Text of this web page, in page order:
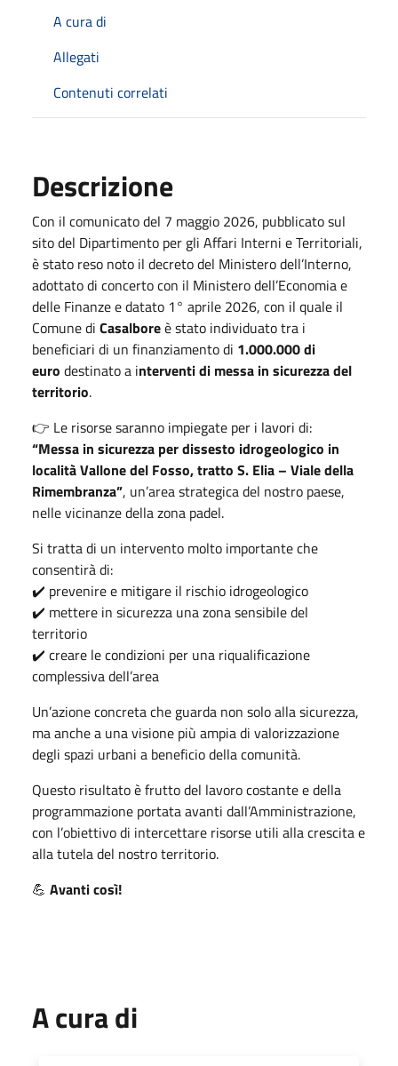
A cura di
Allegati
Contenuti correlati
Descrizione
Con il comunicato del 7 maggio 2026, pubblicato sul
sito del Dipartimento per gli Affari Interni e Territoriali,
è stato reso noto il decreto del Ministero dell’Interno,
adottato di concerto con il Ministero dell’Economia e
delle Finanze e datato 1° aprile 2026, con il quale il
Comune di Casalboreè stato individuato tra i
beneficiari di un finanziamento di 1.000.000 di
euro destinato a interventi di messa in sicurezza del
territorio.
👉 Le risorse saranno impiegate per i lavori di:
“Messa in sicurezza per dissesto idrogeologico in
località Vallone del Fosso, tratto S. Elia – Viale della
Rimembranza”, un’area strategica del nostro paese,
nelle vicinanze della zona padel.
Si tratta di un intervento molto importante che
consentirà di:
✔️ prevenire e mitigare il rischio idrogeologico
✔️ mettere in sicurezza una zona sensibile del
territorio
✔️ creare le condizioni per una riqualificazione
complessiva dell’area
Un’azione concreta che guarda non solo alla sicurezza,
ma anche a una visione più ampia di valorizzazione
degli spazi urbani a beneficio della comunità.
Questo risultato è frutto del lavoro costante e della
programmazione portata avanti dall’Amministrazione,
con l’obiettivo di intercettare risorse utili alla crescita e
alla tutela del nostro territorio.
💪 Avanti così!
A cura di